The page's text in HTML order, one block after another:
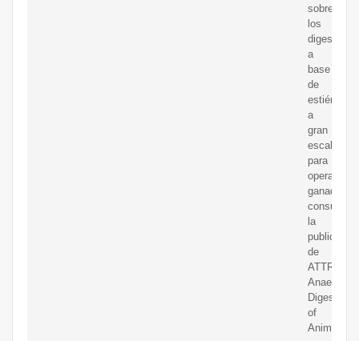
sobre
los
digestores
a
base
de
estiércol
a
gran
escala
para
ganaderas,
consulte
la
publicación
de
ATTRA
Anaerobic
Digestion
of
Animal